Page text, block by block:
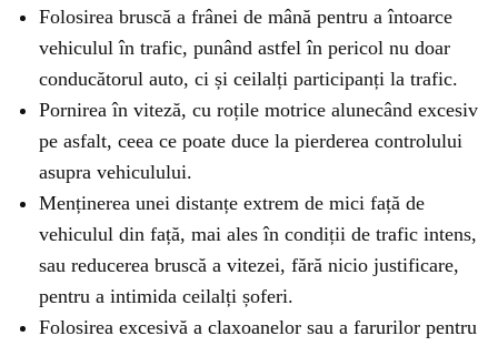
Folosirea bruscă a frânei de mână pentru a întoarce
vehiculul în trafic, punând astfel în pericol nu doar
conducătorul auto, ci și ceilalți participanți la trafic.
Pornirea în viteză, cu roțile motrice alunecând excesiv
pe asfalt, ceea ce poate duce la pierderea controlului
asupra vehiculului.
Menținerea unei distanțe extrem de mici față de
vehiculul din față, mai ales în condiții de trafic intens,
sau reducerea bruscă a vitezei, fără nicio justificare,
pentru a intimida ceilalți șoferi.
Folosirea excesivă a claxoanelor sau a farurilor pentru